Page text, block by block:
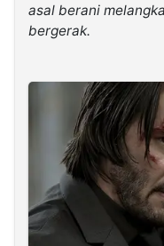
asal berani
bergerak.